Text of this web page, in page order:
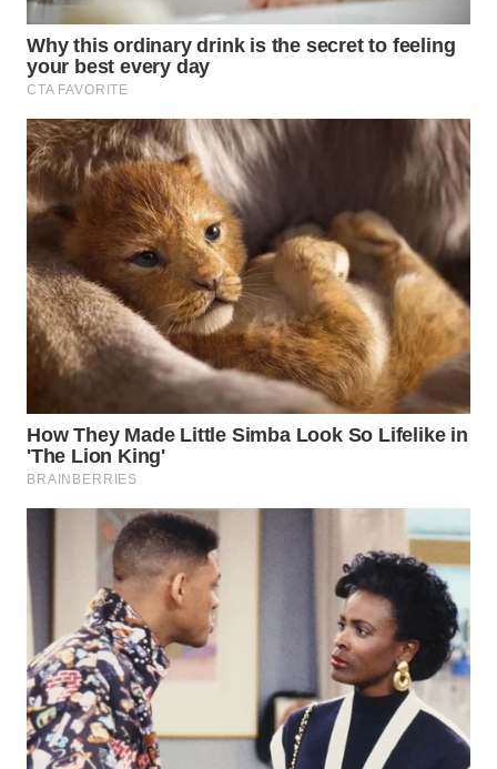
WAHANA
NEWS
WAHANA
TANI
WAHANA
ADVOKAT
WAHANA
INFRASTRUKTUR
WAHANA
KONSUMEN
WAHANA
LISTRIK
WAHANA
WAHANA
WAHANANEWS
ID
WAHANANEWS